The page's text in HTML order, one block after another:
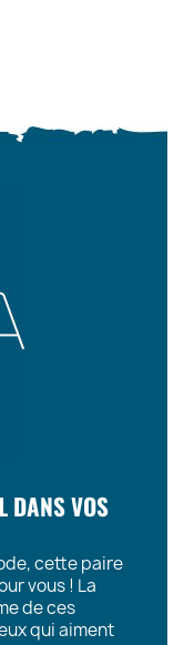
DANS VOS
cette paire
vous ! La
de ces
qui aiment